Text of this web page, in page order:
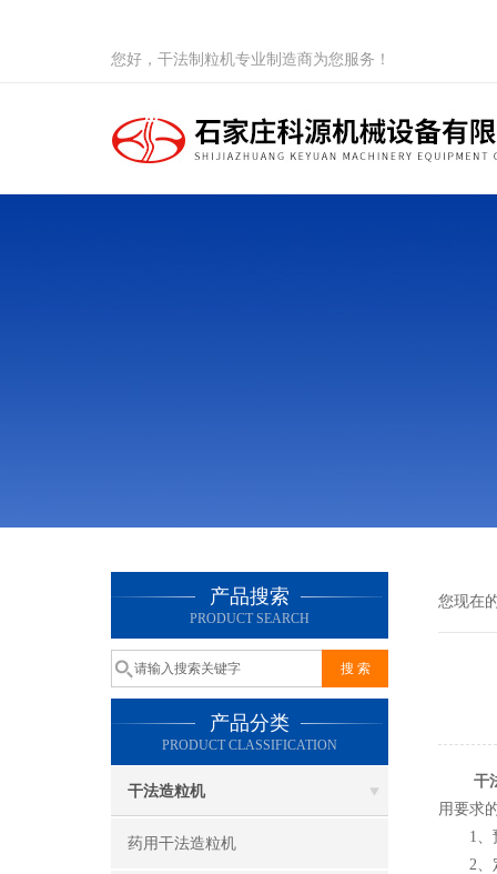
您好，干法制粒机专业制造商为您服务！
产品搜索
PRODUCT SEARCH
产品分类
PRODUCT CLASSIFICATION
干法造粒机
药用干法造粒机
您现在
干
用要求
1、预
2、定